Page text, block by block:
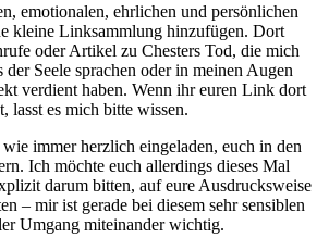
emotionalen, ehrlichen und persönlichen
kleine Linksammlung hinzufügen. Dort
oder Artikel zu Chesters Tod, die mich
der Seele sprachen oder in meinen Augen
verdient haben. Wenn ihr euren Link dort
lasst es mich bitte wissen.
immer herzlich eingeladen, euch in den
Ich möchte euch allerdings dieses Mal
darum bitten, auf eure Ausdrucksweise
– mir ist gerade bei diesem sehr sensiblen
Umgang miteinander wichtig.